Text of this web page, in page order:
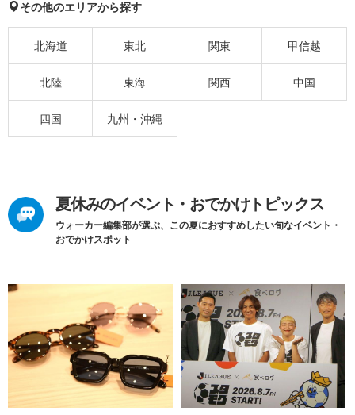
その他のエリアから探す
北海道 東北 関東 甲信越
北陸 東海 関西 中国
四国 九州・沖縄
夏休みのイベント・おでかけトピックス
ウォーカー編集部が選ぶ、この夏におすすめしたい旬なイベント・
おでかけスポット